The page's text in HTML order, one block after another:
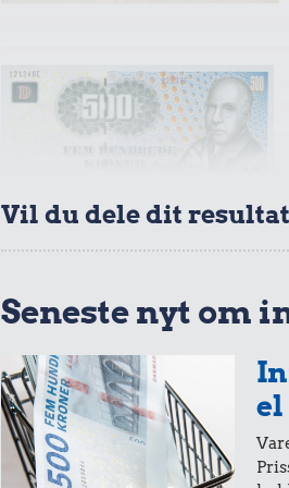
4,83 kr.
Banan 8,63 kr.
24 kr.
Avis
38
Vil du dele dit
Seneste nyt om